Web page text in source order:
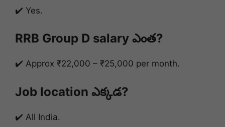
✔️ Yes.
RRB Group D salary ఎంత?
✔️ Approx ₹22,000 – ₹25,000 per month.
Job location ఎక్కడ?
✔️ All India.